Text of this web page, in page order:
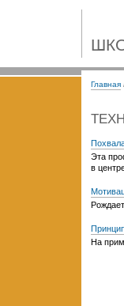
Главная
Эта
в
На